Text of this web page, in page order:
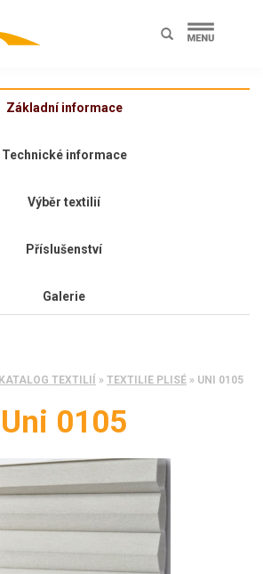
Základní informace
Technické informace
Výběr textilií
Příslušenství
Galerie
KATALOG TEXTILIÍ » TEXTILIE PLISÉ » UNI 0105
Uni 0105